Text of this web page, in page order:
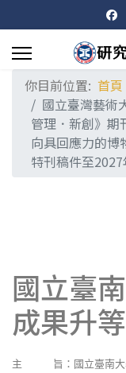
你目前位置: 首頁
國立臺灣藝術
管理．新創》期
向具回應力的博
特刊稿件至
國立臺
成果升
主 旨：國立臺南大